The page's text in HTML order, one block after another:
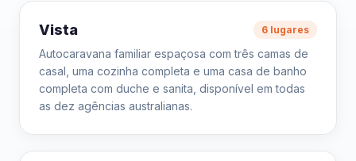
Vista 6 lugares
Autocaravana familiar espaçosa com três camas de
casal, uma cozinha completa e uma casa de banho
completa com duche e sanita, disponível em todas
as dez agências australianas.